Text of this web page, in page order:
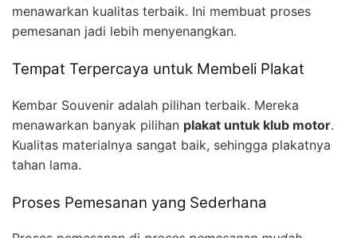
menawarkan kualitas terbaik. Ini membuat proses
pemesanan jadi lebih menyenangkan.
Tempat Terpercaya untuk Membeli Plakat
Kembar Souvenir adalah pilihan terbaik. Mereka
menawarkan banyak pilihan plakat untuk klub motor.
Kualitas materialnya sangat baik, sehingga plakatnya
tahan lama.
Proses Pemesanan yang Sederhana